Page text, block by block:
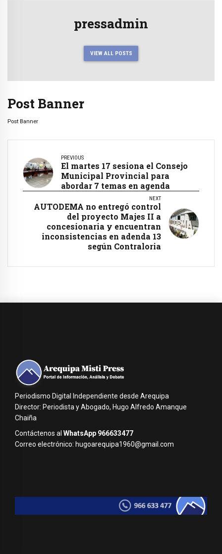
pressadmin
VIEW ALL POSTS
Post Banner
Post Banner
PREVIOUS
El martes 17 sesiona el Consejo
Municipal Provincial para
abordar 7 temas en agenda
NEXT
AUTODEMA no entregó control
del proyecto Majes II a
concesionaria y encuentran
inconsistencias en adenda 13
según Contraloria
Periodismo Digital Independiente desde Arequipa
Director: Periodista y Abogado, Hugo Alfredo Amanque
Chaiña
Contáctenos al WhatsApp 966633477
Correo electrónico: hugoarequipa1960@gmail.com